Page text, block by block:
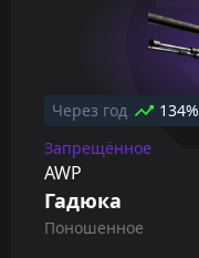
Через год
134%
Запрещённое
AWP
Гадюка
Поношенное